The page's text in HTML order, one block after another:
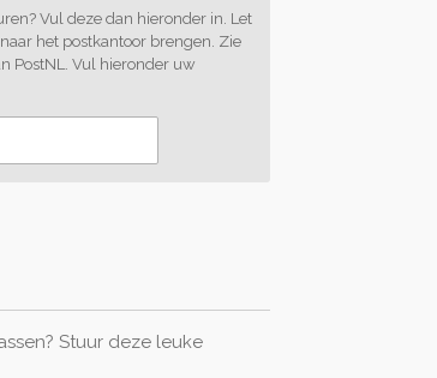
Vul deze dan hieronder in. Let
het postkantoor brengen. Zie
PostNL. Vul hieronder uw
Stuur deze leuke